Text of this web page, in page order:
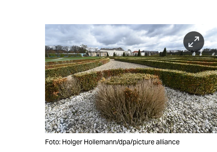
Foto: Holger Hollemann/dpa/picture alliance